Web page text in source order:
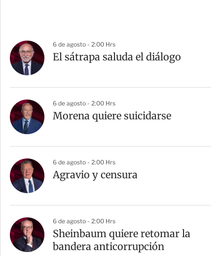
6 de agosto - 2:00 Hrs
El sátrapa saluda el diálogo
6 de agosto - 2:00 Hrs
Morena quiere suicidarse
6 de agosto - 2:00 Hrs
Agravio y censura
6 de agosto - 2:00 Hrs
Sheinbaum quiere retomar la
bandera anticorrupción